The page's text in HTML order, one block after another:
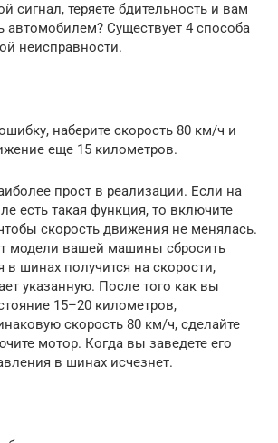
сигнал, теряете бдительность и вам
автомобилем? Существует 4 способа
неисправности.
наберите скорость 80 км/ч и
еще 15 километров.
прост в реализации. Если на
есть такая функция, то включите
скорость движения не менялась.
модели вашей машины сбросить
шинах получится на скорости,
указанную. После того как вы
15–20 километров,
скорость 80 км/ч, сделайте
мотор. Когда вы заведете его
в шинах исчезнет.